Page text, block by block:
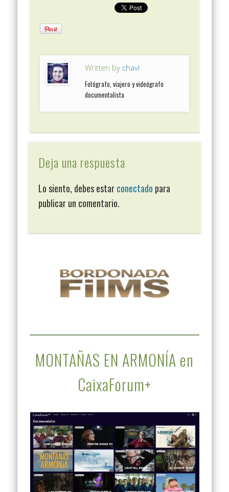
Written by chavi
Fotógrafo, viajero y videógrafo
documentalista
Deja una respuesta
Lo siento, debes estarconectado para
publicar un comentario.
MONTAÑAS EN ARMONÍA en
CaixaForum+